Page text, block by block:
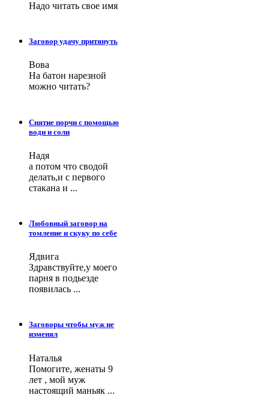
Надо читать свое имя
Заговор удачу притянуть
Вова
На батон нарезной
можно читать?
Снятие порчи с помощью
води и соли
Надя
а потом что сводой
делать,и с первого
стакана и ...
Любовный заговор на
томление и скуку по себе
Ядвига
Здравствуйте,у моего
парня в подьезде
появилась ...
Заговоры чтобы муж не
изменял
Наталья
Помогите, женаты 9
лет , мой муж
настоящий маньяк ...